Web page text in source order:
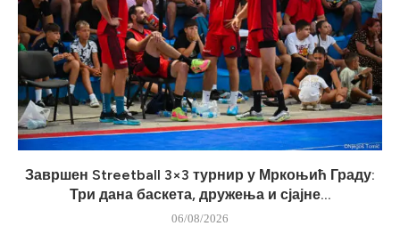
Завршен Streetball 3×3 турнир у Мркоњић Граду:
Три дана баскета, дружења и сјајне...
06/08/2026